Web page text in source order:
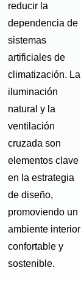
reducir la
dependencia de
sistemas
artificiales de
climatización. La
iluminación
natural y la
ventilación
cruzada son
elementos clave
en la estrategia
de diseño,
promoviendo un
ambiente interior
confortable y
sostenible.